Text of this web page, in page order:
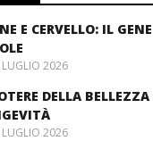
E CERVELLO: IL
2026
DELLA
2026